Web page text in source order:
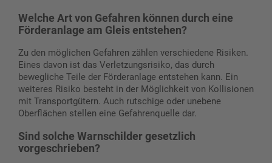
Welche Art von Gefahren können durch eine
Förderanlage am Gleis entstehen?
Zu den möglichen Gefahren zählen verschiedene Risiken.
Eines davon ist das Verletzungsrisiko, das durch
bewegliche Teile der Förderanlage entstehen kann. Ein
weiteres Risiko besteht in der Möglichkeit von Kollisionen
mit Transportgütern. Auch rutschige oder unebene
Oberflächen stellen eine Gefahrenquelle dar.
Sind solche Warnschilder gesetzlich
vorgeschrieben?